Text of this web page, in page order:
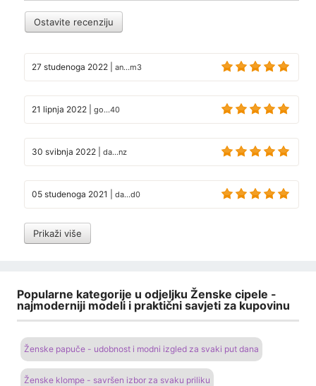
Ostavite recenziju
27 studenoga 2022 an...m3
21 lipnja 2022 go...40
30 svibnja 2022 da...nz
05 studenoga 2021 da...d0
Prikaži više
Popularne kategorije u odjeljku Ženske cipele -
najmoderniji modeli i praktični savjeti za kupovinu
Ženske papuče - udobnost i modni izgled za svaki put dana
Ženske klompe - savršen izbor za svaku priliku